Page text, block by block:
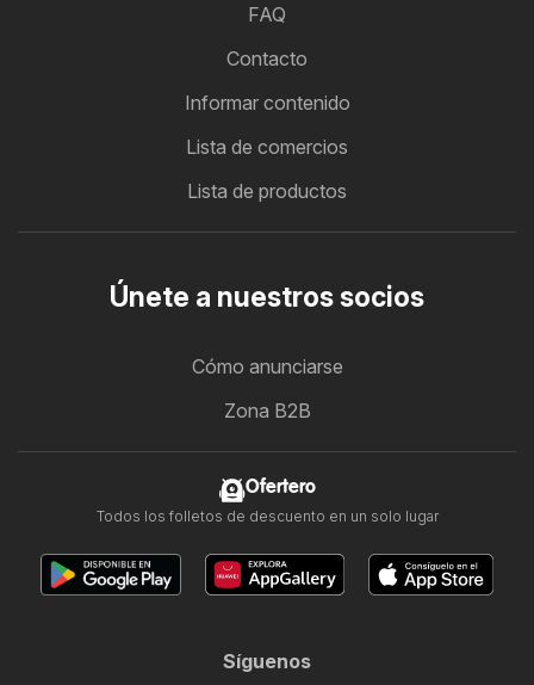
FAQ
Contacto
Informar contenido
Lista de comercios
Lista de productos
Únete a nuestros socios
Cómo anunciarse
Zona B2B
Ofertero
Todos los folletos de descuento en un solo lugar
Síguenos